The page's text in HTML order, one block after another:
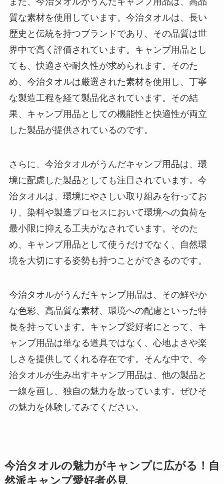
質な素材を使用しています。今治タオルは、長い
歴史と伝統を持つブランドであり、その品質は世
界中で高く評価されています。キャンプ用品とし
ても、快適さや耐久性が求められます。そのた
め、今治タオルは厳選された素材を使用し、丁寧
な製造工程を経て製品化されています。その結
果、キャンプ用品としての機能性と快適性が両立
した製品が提供されているのです。
さらに、今治タオルがうんだキャンプ用品は、環
境に配慮した製品としても注目されています。今
治タオルは、環境にやさしい取り組みを行ってお
り、染料や製造プロセスにおいて環境への負荷を
最小限に抑える工夫がなされています。そのた
め、キャンプ用品として使うだけでなく、自然環
境を大切にする姿勢も持つことができるのです。
今治タオルがうんだキャンプ用品は、その鮮やか
な色彩、高品質な素材、環境への配慮といった特
長を持っています。キャンプ愛好者にとって、キ
ャンプ用品は単なる道具ではなく、心地よさや楽
しさを提供してくれる存在です。そんな中で、今
治タオルが生み出すキャンプ用品は、他の製品と
一線を画し、独自の魅力を放っています。ぜひそ
の魅力を体験してみてください。
今治タオルの魅力がキャンプに広がる！自
然派キャンプ愛好者必見